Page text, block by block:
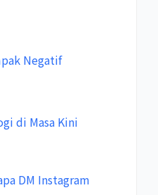
Negatif
di Masa Kini
DM Instagram